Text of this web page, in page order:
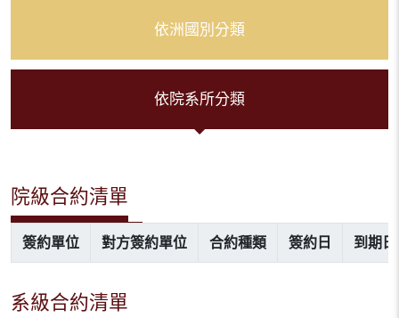
依洲國別分類
依院系所分類
院級合約清單
簽約單位 對方簽約單位 合約種類 簽約日 到期日
系級合約清單